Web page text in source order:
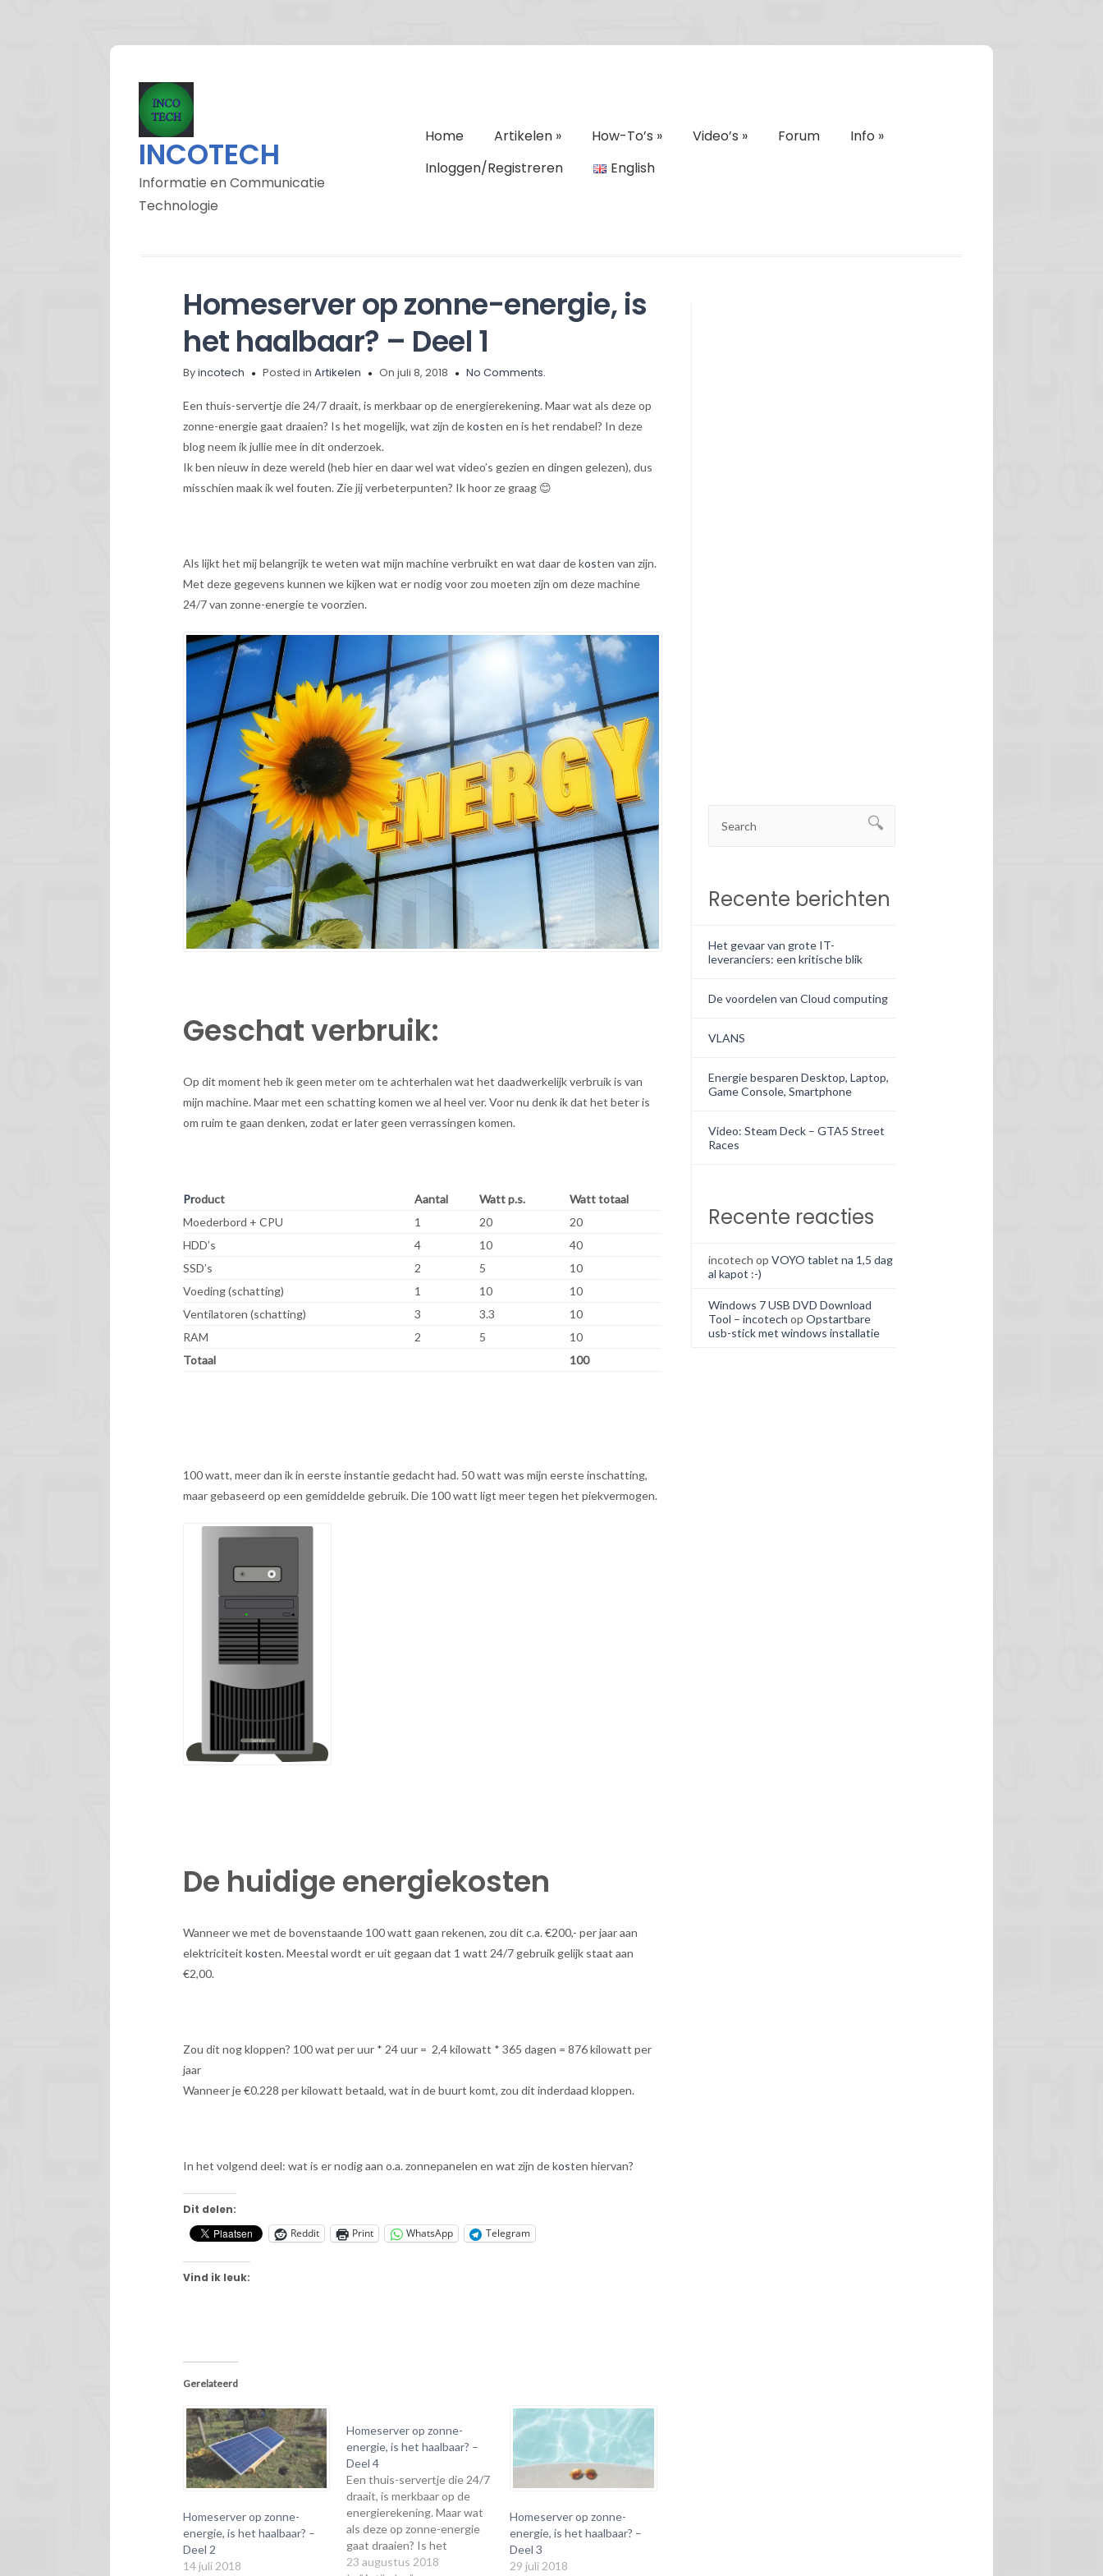
INCOTECH
Informatie en Communicatie
Technologie
Home Artikelen» How-To’s » Video’s » Forum Info »
Inloggen/Registreren
English
Homeserver op zonne-energie, is
het haalbaar? – Deel 1
Byincotech Posted inArtikelen On juli 8, 2018 No Comments.
Een thuis-servertje die 24/7 draait, is merkbaar op de energierekening. Maar wat als deze op
zonne-energie gaat draaien? Is het mogelijk, wat zijn de kosten en is het rendabel? In deze
blog neem ik jullie mee in dit onderzoek.
Ik ben nieuw in deze wereld (heb hier en daar wel wat video’s gezien en dingen gelezen), dus
misschien maak ik wel fouten. Zie jij verbeterpunten? Ik hoor ze graag 😊
Als lijkt het mij belangrijk te weten wat mijn machine verbruikt en wat daar de kosten van zijn.
Met deze gegevens kunnen we kijken wat er nodig voor zou moeten zijn om deze machine
24/7 van zonne-energie te voorzien.
Geschat verbruik:
Op dit moment heb ik geen meter om te achterhalen wat het daadwerkelijk verbruik is van
mijn machine. Maar met een schatting komen we al heel ver. Voor nu denk ik dat het beter is
om ruim te gaan denken, zodat er later geen verrassingen komen.
Product Aantal Watt p.s.
Watt totaal
Moederbord + CPU
1 20
20
HDD’s
4 10
40
SSD’s
2 5
10
Voeding (schatting)
1 10
10
Ventilatoren (schatting)
3 3.3
10
RAM
2 5
10
Totaal
100
100 watt, meer dan ik in eerste instantie gedacht had. 50 watt was mijn eerste inschatting,
maar gebaseerd op een gemiddelde gebruik. Die 100 watt ligt meer tegen het piekvermogen.
De huidige energiekosten
Wanneer we met de bovenstaande 100 watt gaan rekenen, zou dit c.a. €200,- per jaar aan
elektriciteit kosten. Meestal wordt er uit gegaan dat 1 watt 24/7 gebruik gelijk staat aan
€2,00.
Zou dit nog kloppen? 100 wat per uur * 24 uur = 2,4 kilowatt * 365 dagen = 876 kilowatt per
jaar
Wanneer je €0.228 per kilowatt betaald, wat in de buurt komt, zou dit inderdaad kloppen.
In het volgend deel: wat is er nodig aan o.a. zonnepanelen en wat zijn de kosten hiervan?
Dit delen:
Reddit
Print WhatsApp Telegram
Vind ik leuk:
Gerelateerd
Homeserver op zonne-
energie, is het haalbaar? –
Deel 2
14 juli 2018
Homeserver op zonne-
energie, is het haalbaar? –
Deel 4
Een thuis-servertje die 24/7
draait, is merkbaar op de
energierekening. Maar wat
als deze op zonne-energie
gaat draaien? Is het
mogelijk, wat zijn de kosten
23 augustus 2018
Homeserver op zonne-
energie, is het haalbaar? –
Deel 3
29 juli 2018
Recente berichten
Het gevaar van grote IT-
leveranciers: een kritische blik
De voordelen van Cloud computing
VLANS
Energie besparen Desktop, Laptop,
Game Console, Smartphone
Video: Steam Deck – GTA5 Street
Races
Recente reacties
incotech op VOYO tablet na 1,5 dag
al kapot :-)
Windows 7 USB DVD Download
Tool – incotech op Opstartbare
usb-stick met windows installatie